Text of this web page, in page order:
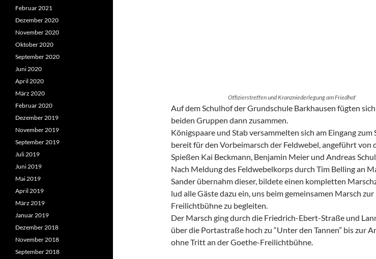
Offizierstreffen und Kranzniederlegung am Friedhof
Auf dem Schulhof der Grundschule Barkhausen fügten
beiden Gruppen dann zusammen.
Königspaare und Stab versammelten sich am Eingang zum
bereit für den Vorbeimarsch der Feldwebel, angeführt von
Spießen Kai Beckmann, Benjamin Meier und Andreas
Nach Meldung des Feldwebelkorps durch Tim Belling an
Sander übernahm dieser, bildete einen kompletten
lud alle Gäste dazu ein, uns beim gemeinsamen Marsch zur
Freilichtbühne zu begleiten.
Der Marsch ging durch die Friedrich-Ebert-Straße und
über die Portastraße hoch zu “Unter den Tannen” bis zur
ohne Tritt an der Goethe-Freilichtbühne.
Februar 2021
Dezember 2020
November 2020
Oktober 2020
September 2020
Juni 2020
April 2020
März 2020
Februar 2020
Dezember 2019
November 2019
September 2019
Juli 2019
Juni 2019
Mai 2019
April 2019
März 2019
Januar 2019
Dezember 2018
November 2018
September 2018